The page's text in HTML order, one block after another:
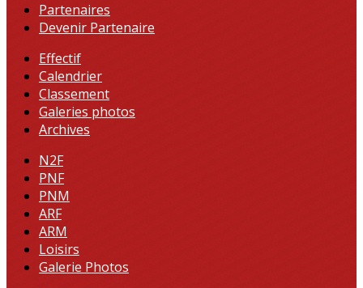
Partenaires
Devenir Partenaire
Effectif
Calendrier
Classement
Galeries photos
Archives
N2F
PNF
PNM
ARF
ARM
Loisirs
Galerie Photos